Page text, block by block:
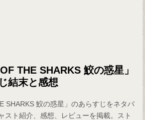
THE SHARKS 鮫の惑星」
結末と感想
SHARKS 鮫の惑星」のあらすじをネタバ
スト紹介、感想、レビューを掲載。スト